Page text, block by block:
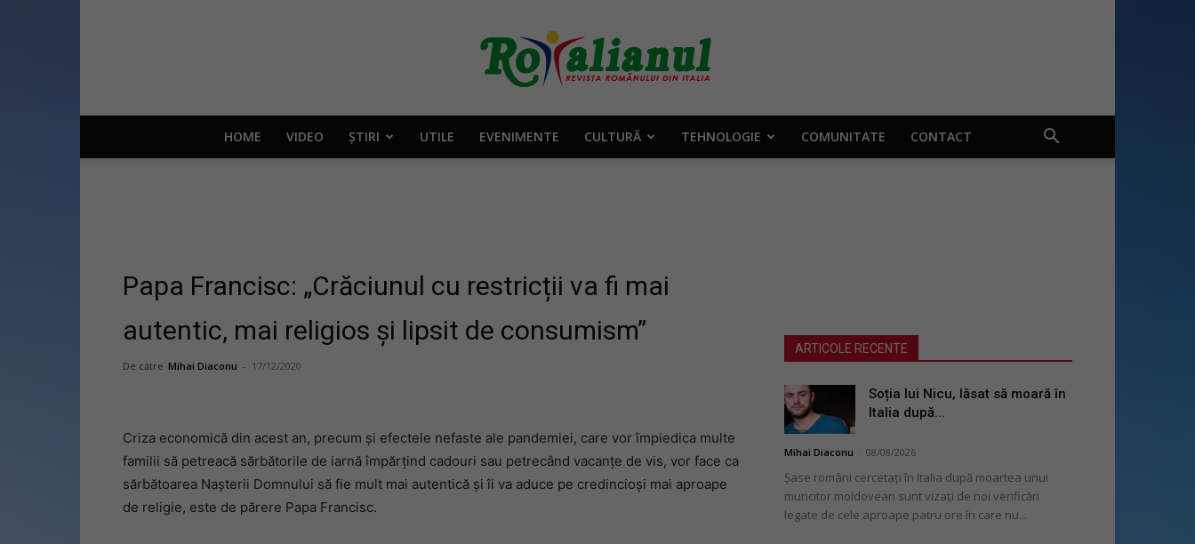
Rotalianul
HOME VIDEO ȘTIRI UTILE EVENIMENTE CULTURĂ TEHNOLOGIE COMUNITATE CONTACT
Papa Francisc: „Crăciunul cu restricții va fi mai
autentic, mai religios și lipsit de consumism”
De către Mihai Diaconu - 17/12/2020
Criza economică din acest an, precum și efectele nefaste ale pandemiei, care vor împiedica multe
familii să petreacă sărbătorile de iarnă împărțind cadouri sau petrecând vacanțe de vis, vor face ca
sărbătoarea Nașterii Domnului să fie mult mai autentică și îi va aduce pe credincioși mai aproape
de religie, este de părere Papa Francisc.
ARTICOLE RECENTE
Soția lui Nicu, lăsat să moară în
Italia după...
Mihai Diaconu 08/08/2026
Șase români cercetați în Italia după moartea unui
muncitor moldovean sunt vizați de noi verificări
legate de cele aproape patru ore în care nu...